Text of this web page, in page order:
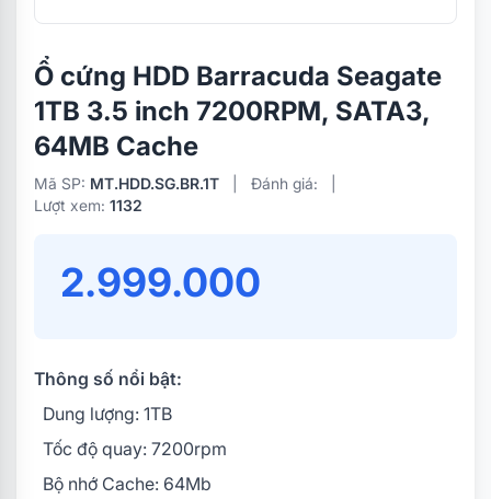
Ổ cứng HDD Barracuda Seagate
1TB 3.5 inch 7200RPM, SATA3,
64MB Cache
Mã SP: MT.HDD.SG.BR.1T Đánh giá:
Lượt xem: 1132
2.999.000
Thông số nổi bật:
Dung lượng: 1TB
Tốc độ quay: 7200rpm
Bộ nhớ Cache: 64Mb